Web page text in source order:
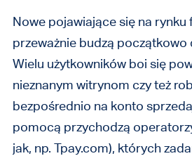
Nowe pojawiające się na rynku
przeważnie budzą początkowo
Wielu użytkowników boi się
nieznanym witrynom czy też
bezpośrednio na konto
pomocą przychodzą
jak, np. Tpay.com), których